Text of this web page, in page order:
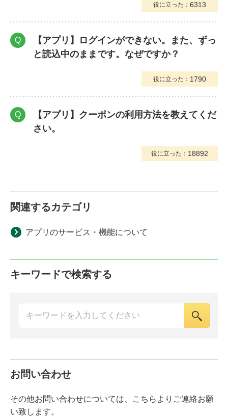
役に立った： 6313
Q
【アプリ】ログインができない。また、ずっ
と読込中のままです。なぜですか？
役に立った： 1790
Q
【アプリ】クーポンの利用方法を教えてくだ
さい。
役に立った： 18892
関連するカテゴリ
アプリのサービス・機能について
キーワードで検索する
お問い合わせ
その他お問い合わせについては、こちらよりご連絡お願
い致します。